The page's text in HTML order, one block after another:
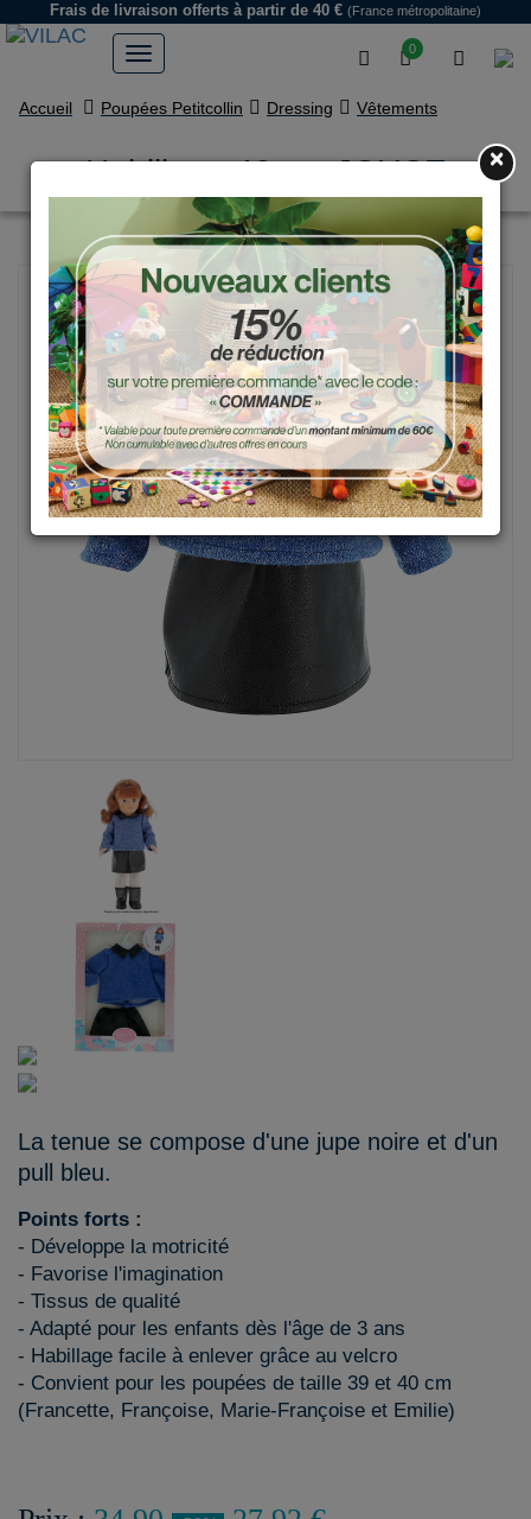
0
Frais de livraison offerts à partir de 40 € (France métropolitaine)
Accueil Poupées Petitcollin Dressing Vêtements
Habillage 40 cm JOYCE
La tenue se compose d'une jupe noire et d'un
pull bleu.
Points forts :
- Développe la motricité
- Favorise l'imagination
- Tissus de qualité
- Adapté pour les enfants dès l'âge de 3 ans
- Habillage facile à enlever grâce au velcro
- Convient pour les poupées de taille 39 et 40 cm
(Francette, Françoise, Marie-Françoise et Emilie)
×